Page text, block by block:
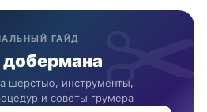
ГАЙД
добермана
шерстью, инструменты,
и советы грумера